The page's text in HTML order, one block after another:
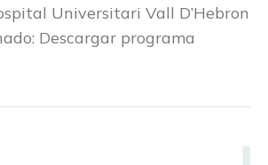
Universitari Vall D’Hebron
Descargar programa